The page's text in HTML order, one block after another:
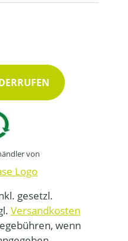
von
gesetzl.
Versandkosten
wenn